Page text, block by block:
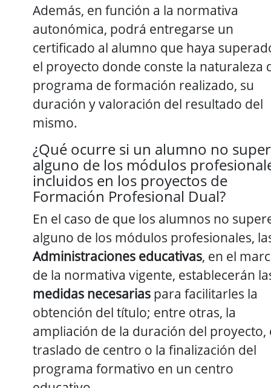
Además, en función a la normativa
autonómica, podrá entregarse un
certificado al alumno que haya
el proyecto donde conste la naturaleza
programa de formación realizado, su
duración y valoración del resultado del
mismo.
¿Qué ocurre si un alumno no
alguno de los módulos
incluidos en los proyectos de
Formación Profesional Dual?
En el caso de que los alumnos no
alguno de los módulos profesionales,
Administraciones educativas, en el
de la normativa vigente, establecerán
medidas necesarias para facilitarles la
obtención del título; entre otras, la
ampliación de la duración del proyecto,
traslado de centro o la finalización del
programa formativo en un centro